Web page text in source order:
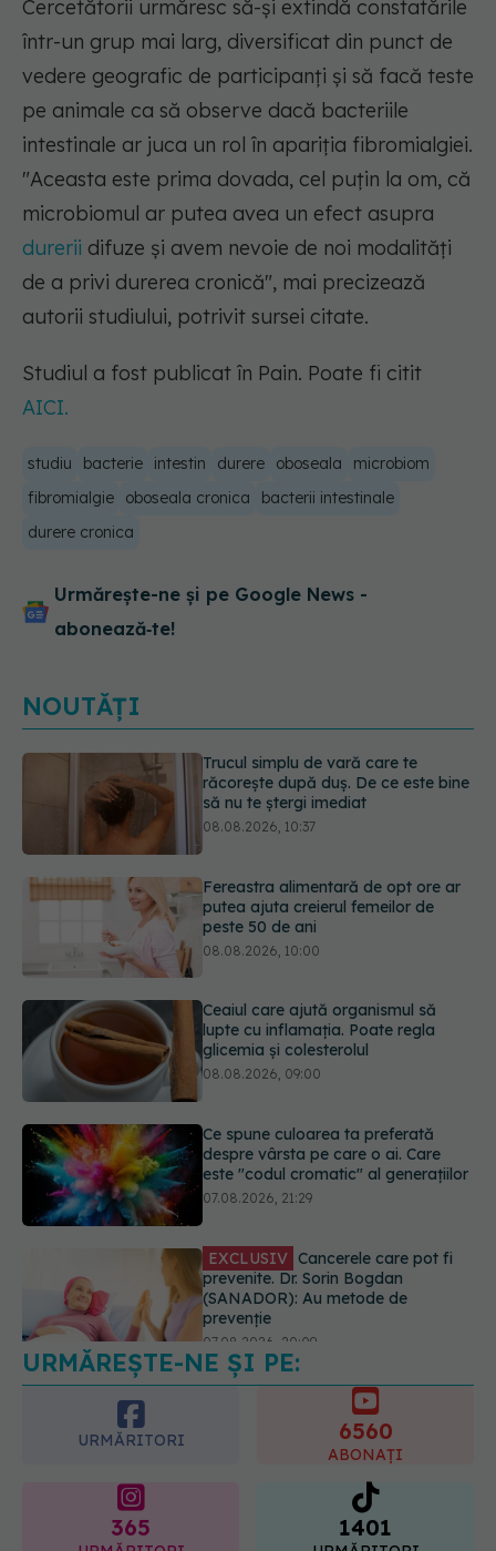
Cercetătorii urmăresc să-și extindă constatările
într-un grup mai larg, diversificat din punct de
vedere geografic de participanți și să facă teste
pe animale ca să observe dacă bacteriile
intestinale ar juca un rol în apariția fibromialgiei.
"Aceasta este prima dovada, cel puțin la om, că
microbiomul ar putea avea un efect asupra
durerii difuze și avem nevoie de noi modalități
de a privi durerea cronică", mai precizează
autorii studiului, potrivit sursei citate.
Studiul a fost publicat în Pain. Poate fi citit
AICI.
studiu bacterie intestin durere oboseala
microbiom
fibromialgie
oboseala cronica
bacterii intestinale
durere cronica
Urmărește-ne și pe Google News -
abonează‑te!
NOUTĂȚI
Fereastra alimentară de opt ore ar
putea ajuta creierul femeilor de
peste 50 de ani
Ceaiul care ajută organismul să
lupte cu inflamația. Poate regla
glicemia și colesterolul
Ce spune culoarea ta preferată
despre vârsta pe care o ai. Care
este "codul cromatic" al generațiilor
EXCLUSIV Cancerele care pot fi
prevenite. Dr. Sorin Bogdan
(SANADOR): Au metode de
Trucul simplu de vară care te
răcorește după duș. De ce este bine
să nu te ștergi imediat
URMĂREȘTE-NE ȘI PE:
URMĂRITORI
365 1401
URMĂRITORI
ARTICOLE SIMILARE